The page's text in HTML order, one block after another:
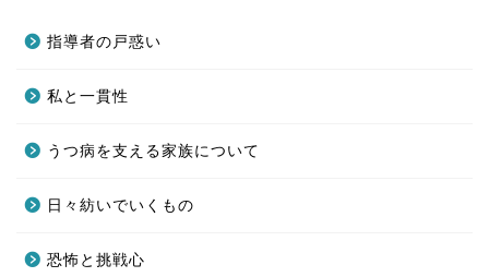
指導者の戸惑い
私と一貫性
うつ病を支える家族について
日々紡いでいくもの
恐怖と挑戦心